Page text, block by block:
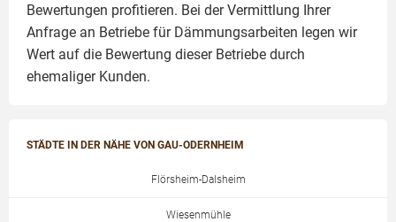
Bewertungen profitieren. Bei der Vermittlung Ihrer
Anfrage an Betriebe für Dämmungsarbeiten legen wir
Wert auf die Bewertung dieser Betriebe durch
ehemaliger Kunden.
STÄDTE IN DER NÄHE VON GAU-ODERNHEIM
Flörsheim-Dalsheim
Wiesenmühle